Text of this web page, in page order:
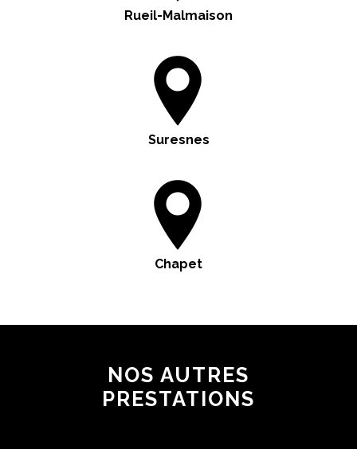
Rueil-Malmaison
Suresnes
Chapet
NOS AUTRES
PRESTATIONS